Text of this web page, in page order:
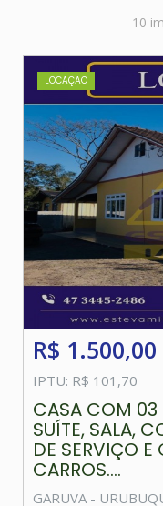
10
LOCAÇÃO
R$ 1.500,00
IPTU: R$ 101,70
CASA COM 03
SUÍTE, SALA,
DE SERVIÇO
CARROS....
GARUVA -